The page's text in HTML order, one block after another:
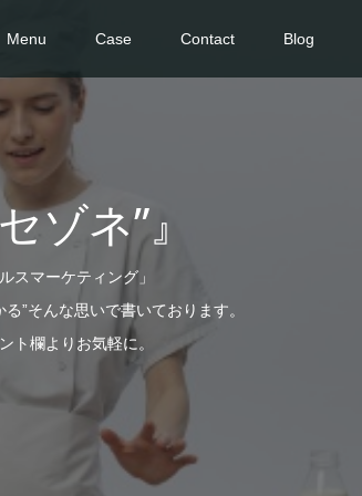
Menu Case Contact Blog
ゾネ”』
スマーケティング」
”そんな思いで書いております。
ト欄よりお気軽に。